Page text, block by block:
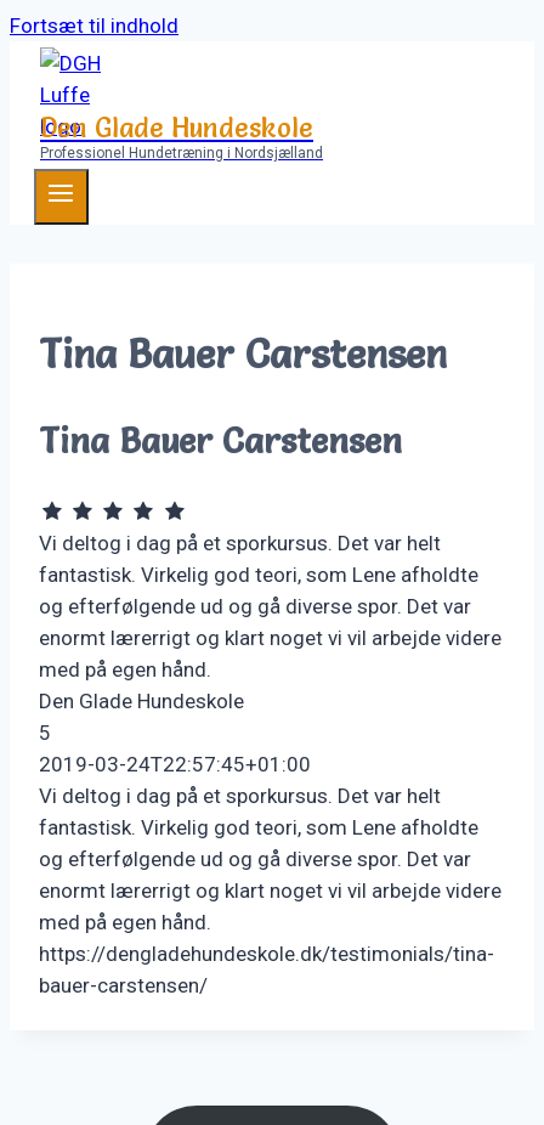
Fortsæt til indhold
Den Glade Hundeskole
Professionel Hundetræning i Nordsjælland
Tina Bauer Carstensen
Tina Bauer Carstensen
Vi deltog i dag på et sporkursus. Det var helt
fantastisk. Virkelig god teori, som Lene afholdte
og efterfølgende ud og gå diverse spor. Det var
enormt lærerrigt og klart noget vi vil arbejde videre
med på egen hånd.
Den Glade Hundeskole
5
2019-03-24T22:57:45+01:00
Vi deltog i dag på et sporkursus. Det var helt
fantastisk. Virkelig god teori, som Lene afholdte
og efterfølgende ud og gå diverse spor. Det var
enormt lærerrigt og klart noget vi vil arbejde videre
med på egen hånd.
https://dengladehundeskole.dk/testimonials/tina-
bauer-carstensen/